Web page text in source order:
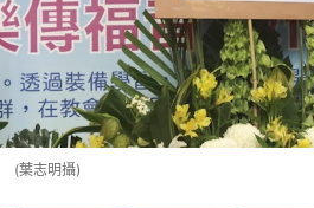
(葉志明攝)